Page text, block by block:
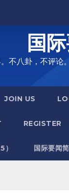
国
不八卦，不评论
JOIN US
REGISTER
国际要闻